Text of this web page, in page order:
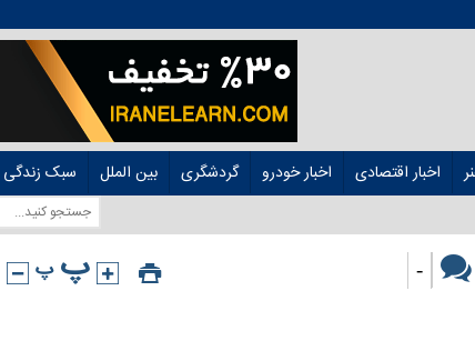
اخبار اقتصادی اخبار خودرو گردشگری بین الملل سبک زندگی
-